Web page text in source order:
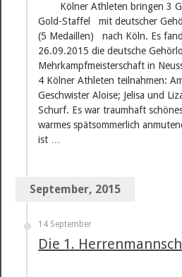
Kölner Athleten bringen 3
Gold-Staffel mit deutscher
(5 Medaillen) nach Köln. Es fand
26.09.2015 die deutsche
Mehrkampfmeisterschaft in
4 Kölner Athleten teilnahmen:
Geschwister Aloise; Jelisa und
Schurf. Es war traumhaft
warmes spätsommerlich
ist …
September, 2015
14 September
Die 1.